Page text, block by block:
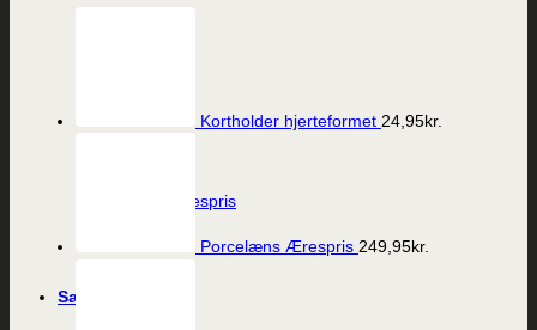
Porcelæns Ærespris
Sæson
Kortholder hjerteformet 24,95kr.
Porcelæns Ærespris 249,95kr.